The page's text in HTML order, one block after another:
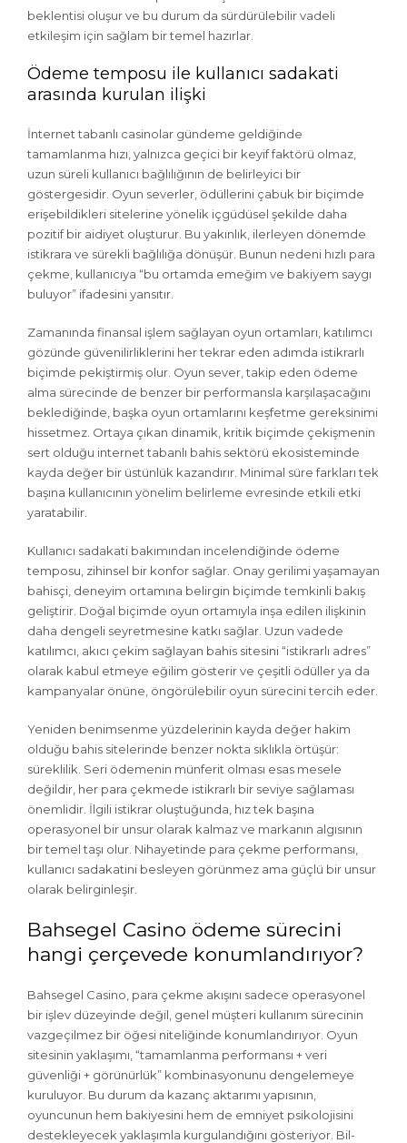
beklentisi oluşur ve bu durum da sürdürülebilir vadeli
etkileşim için sağlam bir temel hazırlar.
Ödeme temposu ile kullanıcı sadakati
arasında kurulan ilişki
İnternet tabanlı casinolar gündeme geldiğinde
tamamlanma hızı, yalnızca geçici bir keyif faktörü olmaz,
uzun süreli kullanıcı bağlılığının de belirleyici bir
göstergesidir. Oyun severler, ödüllerini çabuk bir biçimde
erişebildikleri sitelerine yönelik içgüdüsel şekilde daha
pozitif bir aidiyet oluşturur. Bu yakınlık, ilerleyen dönemde
istikrara ve sürekli bağlılığa dönüşür. Bunun nedeni hızlı para
çekme, kullanıcıya “bu ortamda emeğim ve bakiyem saygı
buluyor” ifadesini yansıtır.
Zamanında finansal işlem sağlayan oyun ortamları, katılımcı
gözünde güvenilirliklerini her tekrar eden adımda istikrarlı
biçimde pekiştirmiş olur. Oyun sever, takip eden ödeme
alma sürecinde de benzer bir performansla karşılaşacağını
beklediğinde, başka oyun ortamlarını keşfetme gereksinimi
hissetmez. Ortaya çıkan dinamik, kritik biçimde çekişmenin
sert olduğu internet tabanlı bahis sektörü ekosisteminde
kayda değer bir üstünlük kazandırır. Minimal süre farkları tek
başına kullanıcının yönelim belirleme evresinde etkili etki
yaratabilir.
Kullanıcı sadakati bakımından incelendiğinde ödeme
temposu, zihinsel bir konfor sağlar. Onay gerilimi yaşamayan
bahisçi, deneyim ortamına belirgin biçimde temkinli bakış
geliştirir. Doğal biçimde oyun ortamıyla inşa edilen ilişkinin
daha dengeli seyretmesine katkı sağlar. Uzun vadede
katılımcı, akıcı çekim sağlayan bahis sitesini “istikrarlı adres”
olarak kabul etmeye eğilim gösterir ve çeşitli ödüller ya da
kampanyalar önüne, öngörülebilir oyun sürecini tercih eder.
Yeniden benimsenme yüzdelerinin kayda değer hakim
olduğu bahis sitelerinde benzer nokta sıklıkla örtüşür:
süreklilik. Seri ödemenin münferit olması esas mesele
değildir, her para çekmede istikrarlı bir seviye sağlaması
önemlidir. İlgili istikrar oluştuğunda, hız tek başına
operasyonel bir unsur olarak kalmaz ve markanın algısının
bir temel taşı olur. Nihayetinde para çekme performansı,
kullanıcı sadakatini besleyen görünmez ama güçlü bir unsur
olarak belirginleşir.
Bahsegel Casino ödeme sürecini
hangi çerçevede konumlandırıyor?
Bahsegel Casino, para çekme akışını sadece operasyonel
bir işlev düzeyinde değil, genel müşteri kullanım sürecinin
vazgeçilmez bir öğesi niteliğinde konumlandırıyor. Oyun
sitesinin yaklaşımı, “tamamlanma performansı + veri
güvenliği + görünürlük” kombinasyonunu dengelemeye
kuruluyor. Bu durum da kazanç aktarımı yapısının,
oyuncunun hem bakiyesini hem de emniyet psikolojisini
destekleyecek yaklaşımla kurgulandığını gösteriyor. Bil­